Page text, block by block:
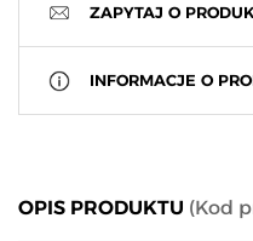
ZAPYTAJ O
INFORMACJE O
OPIS PRODUKTU (Kod